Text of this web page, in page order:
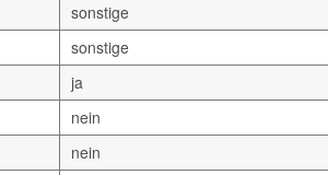
sonstige
sonstige
ja
nein
nein